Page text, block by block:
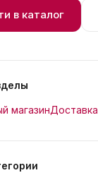
в каталог
магазинДоставка